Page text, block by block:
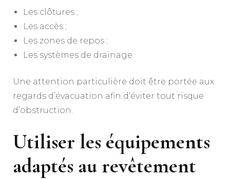
Les clôtures ;
Les accès ;
Les zones de repos ;
Les systèmes de drainage.
Une attention particulière doit être portée aux
regards d’évacuation afin d’éviter tout risque
d’obstruction.
Utiliser les équipements
adaptés au revêtement